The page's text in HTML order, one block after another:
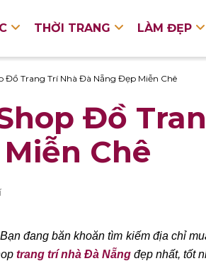
THỜI TRANG LÀM ĐẸP
Đồ Trang Trí Nhà Đà Nẵng Đẹp Miễn Chê
Đồ
Chê
đang băn khoăn tìm kiếm địa chỉ
trang trí nhà Đà Nẵng đẹp nhất, tốt